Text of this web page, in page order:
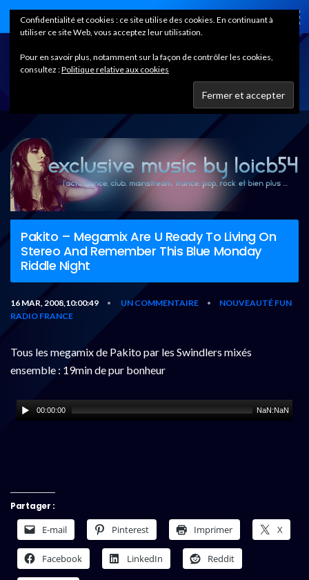
Home
Pakito – Megamix Are U Ready To Living On
Stereo And Remember This Blue Monday
Riddle Night
16 MAR, 2008,10:00:49 • UN COMMENTAIRE •
NOUVEAUTÉ FUN
RADIO FRANCE
Tous les megamix de Pakito par les Swindlers mixés
ensemble : 19min de pur bonheur
00:00:00 NaN:NaN
Partager :
E-mail Pinterest Imprimer X
Facebook LinkedIn Reddit
Confidentialité et cookies : ce site utilise des cookies. En continuant à
utiliser ce site Web, vous acceptez leur utilisation.
Pour en savoir plus, notamment sur la façon de contrôler les cookies,
consultez :Politique relative aux cookies